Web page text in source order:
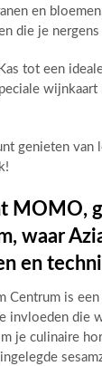
en
die je
tot een
genieten van
MOMO,
waar
en
Centrum is
invloeden die
je culinaire